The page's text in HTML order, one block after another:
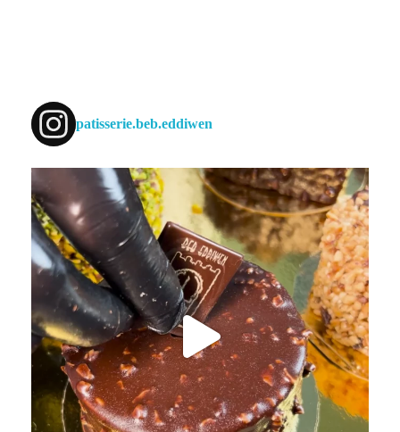
patisserie.beb.eddiwen